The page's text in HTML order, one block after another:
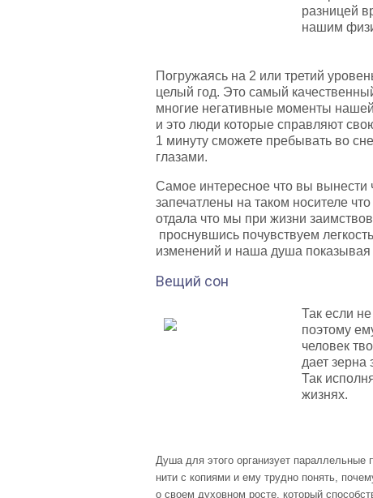
разницей
нашим
Погружаясь на 2 или третий
целый год. Это самый
многие негативные моменты
и это люди которые справляют
1 минуту сможете пребывать во
глазами.
Самое интересное что вы вынести
запечатлены на таком носителе
отдала что мы при жизни
проснувшись почувствуем
изменений и наша душа
Вещий сон
Так если
поэтому
человек
дает зерна
Так
жизнях.
Душа для этого организует параллельные
нити с копиями и ему трудно понять,
о своем духовном росте, который